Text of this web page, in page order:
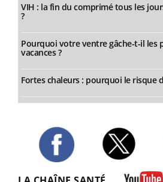
VIH : la fin du comprimé tous les
?
Pourquoi votre ventre gâche-t-il les
vacances ?
Fortes chaleurs : pourquoi le risque